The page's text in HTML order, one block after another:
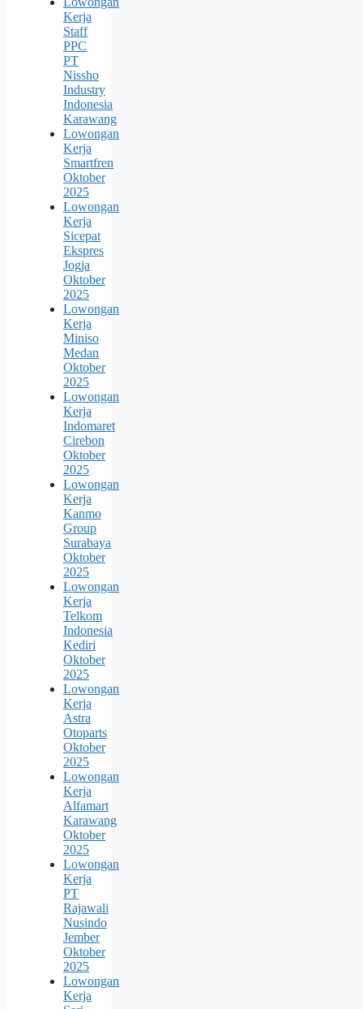
Kerja
Staff
PPC
PT
Nissho
Industry
Indonesia
Karawang
Lowongan
Kerja
Smartfren
Oktober
2025
Lowongan
Kerja
Sicepat
Ekspres
Jogja
Oktober
2025
Lowongan
Kerja
Miniso
Medan
Oktober
2025
Lowongan
Kerja
Indomaret
Cirebon
Oktober
2025
Lowongan
Kerja
Kanmo
Group
Surabaya
Oktober
2025
Lowongan
Kerja
Telkom
Indonesia
Kediri
Oktober
2025
Lowongan
Kerja
Astra
Otoparts
Oktober
2025
Lowongan
Kerja
Alfamart
Karawang
Oktober
2025
Lowongan
Kerja
PT
Rajawali
Nusindo
Jember
Oktober
2025
Lowongan
Kerja